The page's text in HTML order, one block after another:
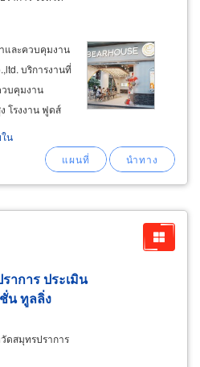
และควบคุมงาน
บริการงานที่
บคุมงาน
โรงงาน ฟูดส์
หารในห้าง
โกดัง คลัง
รุงเทพ จังหวัด
น
าการ ประเมิน
น ทูลลิ่ง
ดสมุทรปราการ